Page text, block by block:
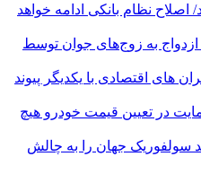
اصلاح نظام بانکی ادامه خواهد
۸ همت وام ازدواج به زوج‌های جوان توسط
اقتصادی با یکدیگر پیوند
در تعیین قیمت خودرو هیچ
سولفوریک جهان را به چالش